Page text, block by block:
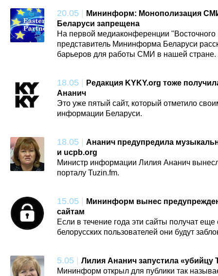
20.05
Мининформ: Монополизация
Беларуси запрещена
На первой медиаконференции "Восточного
представитель Мининформа Беларуси
барьеров для работы СМИ в нашей стране.
18.05
Редакция KYKY.org тоже
Ананич
Это уже пятый сайт, который отметило
информации Беларуси.
18.05
Ананич предупредила
и ucpb.org
Министр информации Лилия Ананич
порталу Tuzin.fm.
15.05
Мининформ вынес
сайтам
Если в течение года эти сайты получат
белорусских пользователей они будут
5.05
Лилия Ананич запустила «убийцу
Мининформ открыл для публики так